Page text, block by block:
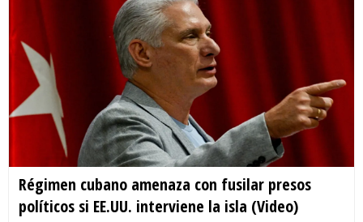
Régimen cubano amenaza con fusilar presos
políticos si EE.UU. interviene la isla (Video)